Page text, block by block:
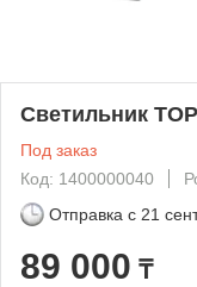
Светильник
Под заказ
Код: 1400000040
Отправка с 21
89 000 ₸